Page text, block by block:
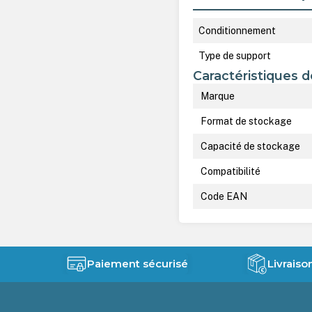
Conditionnement
Type de support
Caractéristiques
Marque
Format de stockage
Capacité de stockage
Compatibilité
Code EAN
Paiement sécurisé